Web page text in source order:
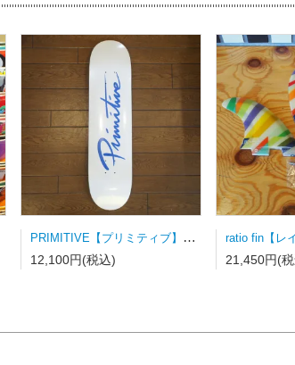
PRIMITIVE【プリミティブ】スケートボードデッキ NUEVO SCRIPT WHITE/DODGERS BLUE
12,100円(税込) 21,450円(